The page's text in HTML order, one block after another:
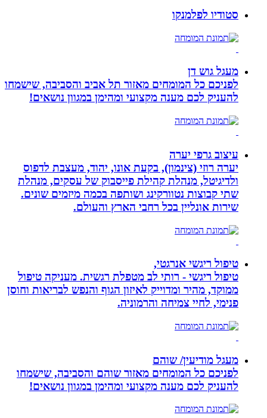
סטודיו לפלמנקו
מעגל גוש דן
לפניכם כל המומחים מאזור תל אביב והסביבה, שישמחו
להעניק לכם מענה מקצועי ומהימן במגוון נושאים!
עיצוב גרפי יערה
יערה רוזי (צינמון), בקעת אונו, יהוד, מעצבת לדפוס
ולדיגיטל, מנהלת קהילת פייסבוק של עסקים, מנהלת
שתי קבוצות נטוורקינג ושותפה בכמה מיזמים שונים.
שירות אונליין בכל רחבי הארץ והעולם.
טיפול ריגשי אנרגטי,
טיפול ריגשי - רותי לב מטפלת רגשית. מעניקה טיפול
ממוקד, מהיר ומדוייק לאיזון הגוף והנפש לבריאות וחוסן
פנימי, לחיי צמיחה והרמוניה.
מעגל מודיעין/ שוהם
לפניכם כל המומחים מאזור שוהם והסביבה, שישמחו
להעניק לכם מענה מקצועי ומהימן במגוון נושאים!